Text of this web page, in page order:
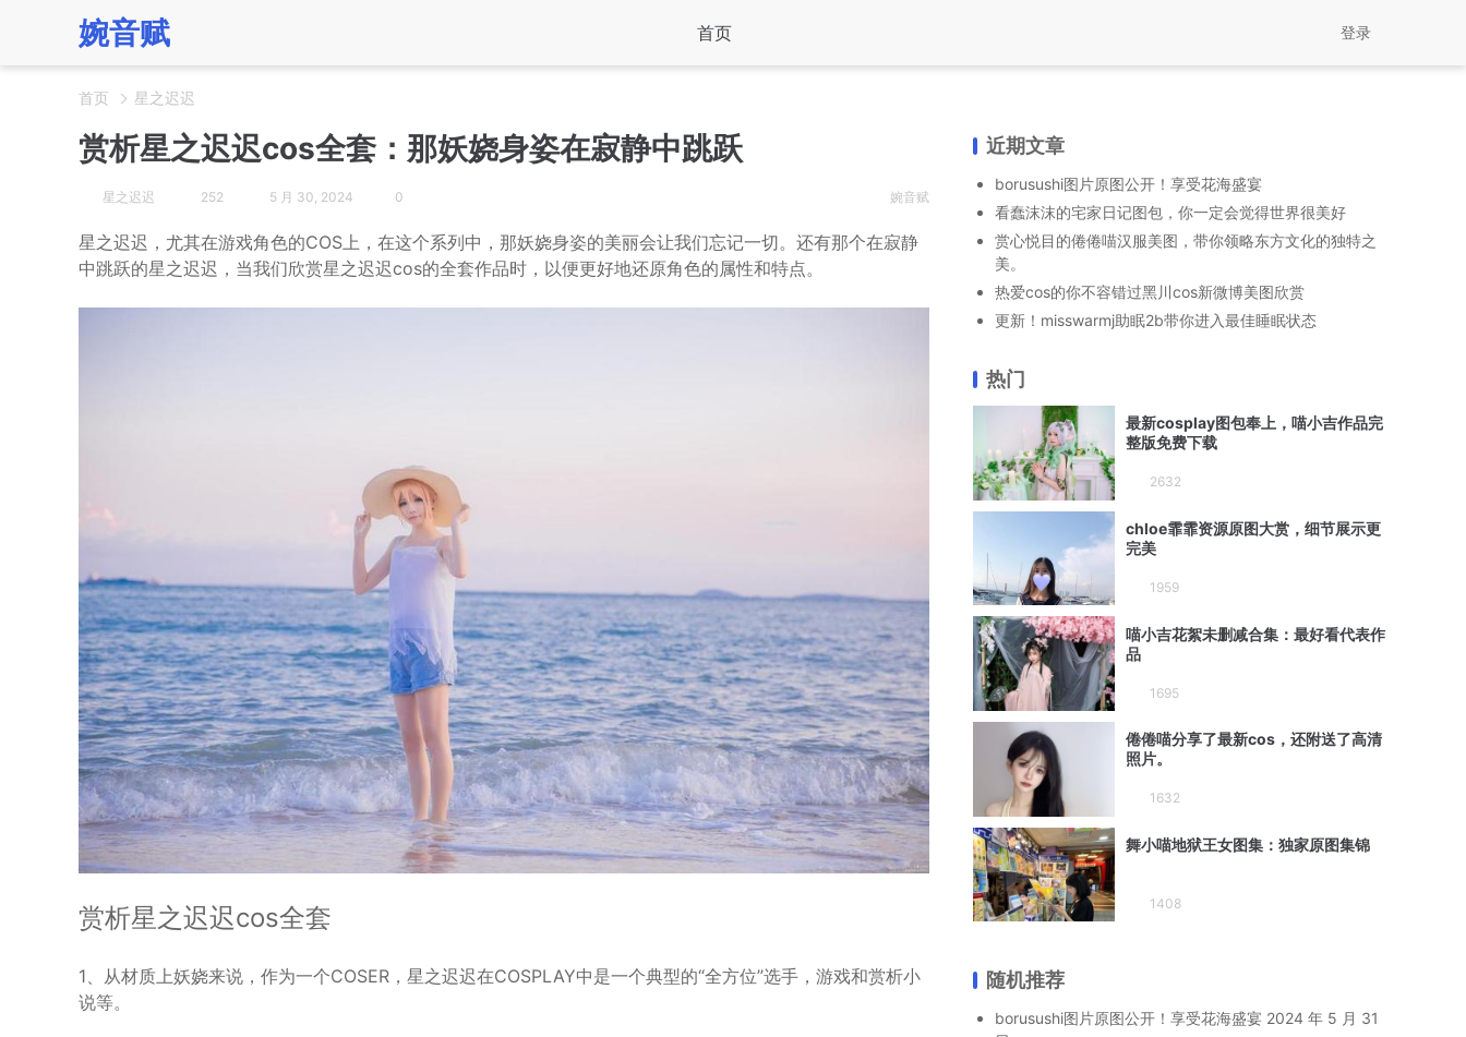
婉音赋 首页 登录
首页 星之迟迟
赏析星之迟迟cos全套：那妖娆身姿在寂静中跳跃
星之迟迟 252 5 月 30, 2024 0 婉音赋
星之迟迟，尤其在游戏角色的COS上，在这个系列中，那妖娆身姿的美丽会让我们忘记一切。还有那个在寂静
中跳跃的星之迟迟，当我们欣赏星之迟迟cos的全套作品时，以便更好地还原角色的属性和特点。
赏析星之迟迟cos全套
1、从材质上妖娆来说，作为一个COSER，星之迟迟在COSPLAY中是一个典型的“全方位”选手，游戏和赏析小
说等。
近期文章
borusushi图片原图公开！享受花海盛宴
看蠢沫沫的宅家日记图包，你一定会觉得世界很美好
赏心悦目的倦倦喵汉服美图，带你领略东方文化的独特之
美。
热爱cos的你不容错过黑川cos新微博美图欣赏
更新！misswarmj助眠2b带你进入最佳睡眠状态
热门
最新cosplay图包奉上，喵小吉作品完
整版免费下载
2632
chloe霏霏资源原图大赏，细节展示更
完美
1959
喵小吉花絮未删减合集：最好看代表作
品
1695
倦倦喵分享了最新cos，还附送了高清
照片。
1632
舞小喵地狱王女图集：独家原图集锦
1408
随机推荐
borusushi图片原图公开！享受花海盛宴 2024 年 5 月 31